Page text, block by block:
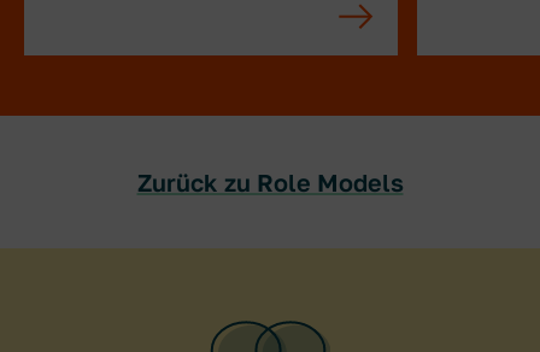
Zurück zu Role Models